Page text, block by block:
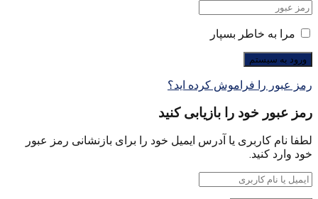
مرا به خاطر بسپار
رمز عبور را فراموش کرده اید؟
رمز عبور خود را بازیابی کنید
لطفا نام کاربری یا آدرس ایمیل خود را برای بازنشانی رمز عبور
خود وارد کنید.